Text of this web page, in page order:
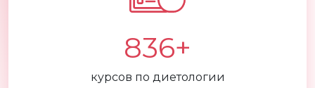
836+
курсов по диетологии